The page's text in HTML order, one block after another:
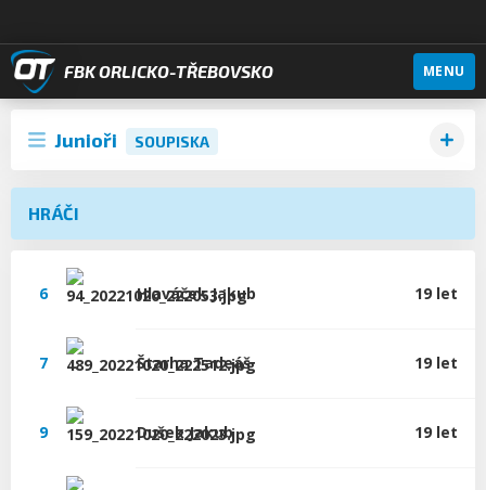
FBK ORLICKO-TŘEBOVSKO MENU
Junioři SOUPISKA
HRÁČI
6 Jakub
Hlaváček 19 let
7 Tadeáš
Štarha 19 let
9 Jakub
Dušek 19 let